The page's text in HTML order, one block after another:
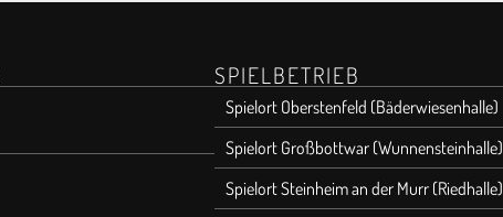
SPIELBETRIEB
Spielort Oberstenfeld (Bäderwiesenhalle)
Spielort Großbottwar (Wunnensteinhalle)
Spielort Steinheim an der Murr (Riedhalle)